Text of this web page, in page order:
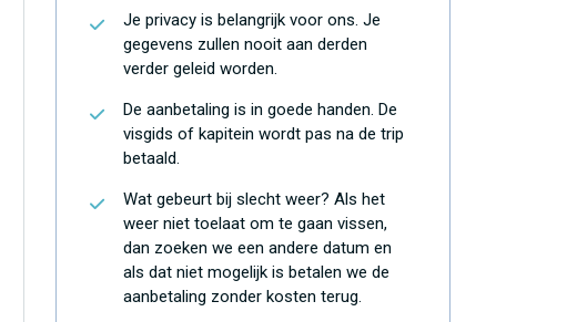
Je privacy is belangrijk voor ons. Je
gegevens zullen nooit aan derden
verder geleid worden.
De aanbetaling is in goede handen. De
visgids of kapitein wordt pas na de trip
betaald.
Wat gebeurt bij slecht weer? Als het
weer niet toelaat om te gaan vissen,
dan zoeken we een andere datum en
als dat niet mogelijk is betalen we de
aanbetaling zonder kosten terug.